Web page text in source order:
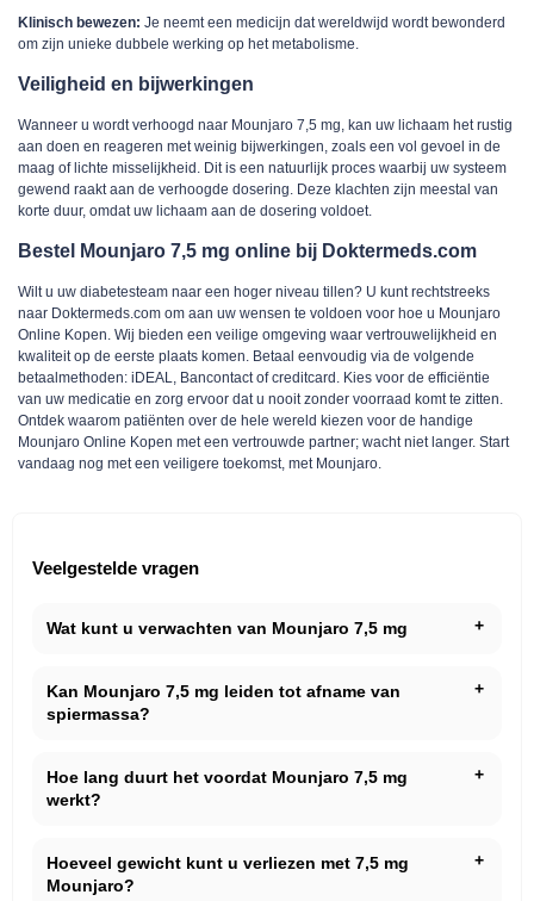
Klinisch bewezen: Je neemt een medicijn dat wereldwijd wordt bewonderd
om zijn unieke dubbele werking op het metabolisme.
Veiligheid en bijwerkingen
Wanneer u wordt verhoogd naar Mounjaro 7,5 mg, kan uw lichaam het rustig
aan doen en reageren met weinig bijwerkingen, zoals een vol gevoel in de
maag of lichte misselijkheid. Dit is een natuurlijk proces waarbij uw systeem
gewend raakt aan de verhoogde dosering. Deze klachten zijn meestal van
korte duur, omdat uw lichaam aan de dosering voldoet.
Bestel Mounjaro 7,5 mg online bij Doktermeds.com
Wilt u uw diabetesteam naar een hoger niveau tillen? U kunt rechtstreeks
naar Doktermeds.com om aan uw wensen te voldoen voor hoe u Mounjaro
Online Kopen. Wij bieden een veilige omgeving waar vertrouwelijkheid en
kwaliteit op de eerste plaats komen. Betaal eenvoudig via de volgende
betaalmethoden: iDEAL, Bancontact of creditcard. Kies voor de efficiëntie
van uw medicatie en zorg ervoor dat u nooit zonder voorraad komt te zitten.
Ontdek waarom patiënten over de hele wereld kiezen voor de handige
Mounjaro Online Kopen met een vertrouwde partner; wacht niet langer. Start
vandaag nog met een veiligere toekomst, met Mounjaro.
Veelgestelde vragen
Wat kunt u verwachten van Mounjaro 7,5 mg
Kan Mounjaro 7,5 mg leiden tot afname van
spiermassa?
Hoe lang duurt het voordat Mounjaro 7,5 mg
werkt?
Hoeveel gewicht kunt u verliezen met 7,5 mg
Mounjaro?